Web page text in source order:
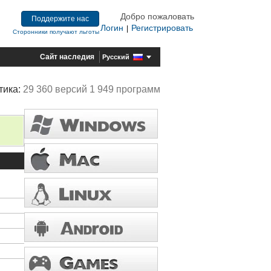
Поддержите нас
Сторонники получают льготы
Добро пожаловать
Логин
Регистрировать
Сайт наследия Русский
29 360 версий 1 949 программ